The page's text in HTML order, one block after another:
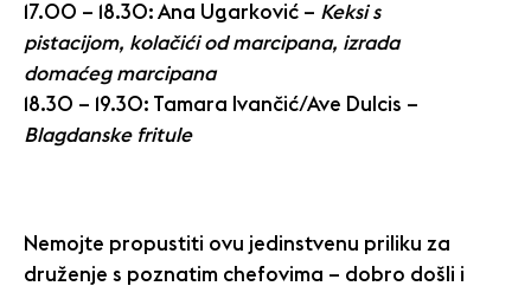
17.00 – 18.30: Ana Ugarković – Keksi s
pistacijom, kolačići od marcipana, izrada
domaćeg marcipana
18.30 – 19.30: Tamara Ivančić/Ave Dulcis –
Blagdanske fritule
Nemojte propustiti ovu jedinstvenu priliku za
druženje s poznatim chefovima – dobro došli i